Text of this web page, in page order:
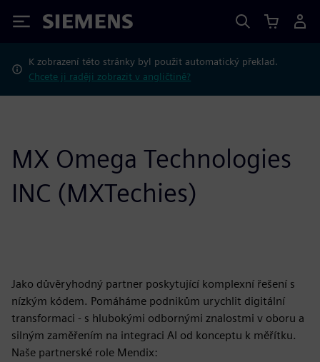
Siemens
K zobrazení této stránky byl použit automatický překlad.
Chcete ji raději zobrazit v angličtině?
MX Omega Technologies
INC (MXTechies)
Jako důvěryhodný partner poskytující komplexní řešení s
nízkým kódem. Pomáháme podnikům urychlit digitální
transformaci - s hlubokými odbornými znalostmi v oboru a
silným zaměřením na integraci AI od konceptu k měřítku.
Naše partnerské role Mendix: